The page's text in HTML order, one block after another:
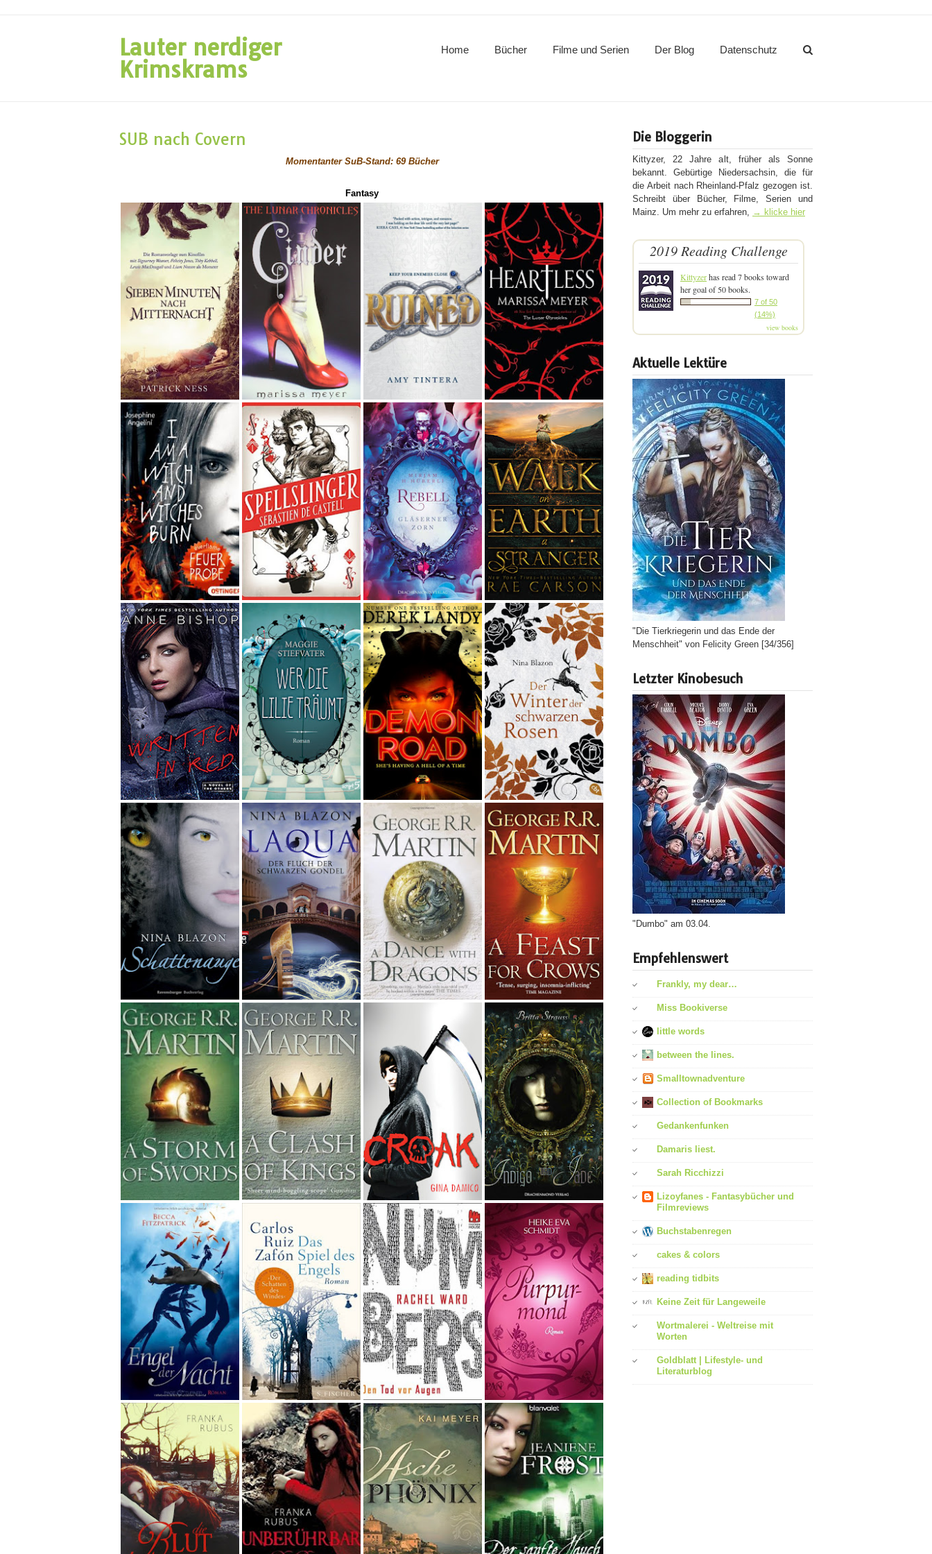
Lauter nerdiger
Krimskrams
Home Bücher Filme und Serien Der Blog Datenschutz
SUB nach Covern
Momentanter SuB-Stand: 69Bücher
Fantasy
Die Bloggerin
Kittyzer, 22 Jahre alt, früher als Sonne
bekannt. Gebürtige Niedersachsin, die für
die Arbeit nach Rheinland-Pfalz gezogen ist.
Schreibt über Bücher, Filme, Serien und
Mainz. Um mehr zu erfahren, → klicke hier
2019 Reading Challenge
Kittyzerhas read 7 books toward
her goal of 50 books.
7 of 50
(14%)
view books
Aktuelle Lektüre
"Die Tierkriegerin und das Ende der
Menschheit" von Felicity Green [34/356]
Letzter Kinobesuch
"Dumbo" am 03.04.
Empfehlenswert
Frankly, my dear…
Miss Bookiverse
little words
between the lines.
Smalltownadventure
Collection of Bookmarks
Gedankenfunken
Damaris liest.
Sarah Ricchizzi
Lizoyfanes - Fantasybücher und
Filmreviews
Buchstabenregen
cakes & colors
reading tidbits
Keine Zeit für Langeweile
Wortmalerei - Weltreise mit
Worten
Goldblatt | Lifestyle- und
Literaturblog